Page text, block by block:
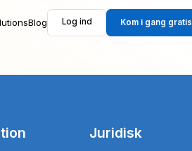
Blog Log ind Kom i gang gratis
Juridisk